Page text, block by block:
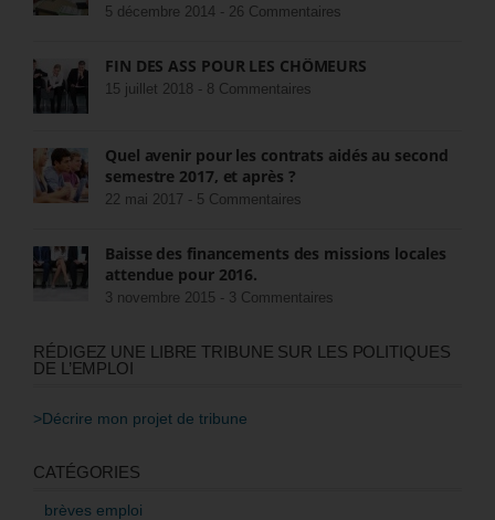
5 décembre 2014 - 26 Commentaires
FIN DES ASS POUR LES CHÔMEURS
15 juillet 2018 - 8 Commentaires
Quel avenir pour les contrats aidés au second
semestre 2017, et après ?
22 mai 2017 - 5 Commentaires
Baisse des financements des missions locales
attendue pour 2016.
3 novembre 2015 - 3 Commentaires
RÉDIGEZ UNE LIBRE TRIBUNE SUR LES POLITIQUES
DE L’EMPLOI
>Décrire mon projet de tribune
CATÉGORIES
brèves emploi